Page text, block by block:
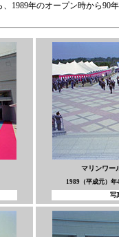
1989年のオープン時から90
マリンワー
1989（平成元）
写